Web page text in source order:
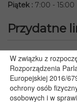
Piątek: 7:00 - 15:00
Przydatne
Starostwo
Lubelski Urząd
Urząd
Serwis
W związku z
Rozporządzenia
Europejskiej 2016/
ochrony osób
osobowych i w